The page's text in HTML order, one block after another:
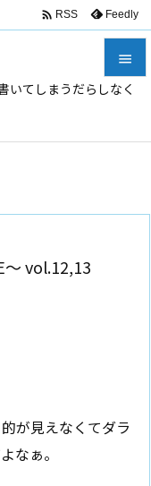
いてしまうだらしなく



 RSS Feedly
～ vol.12,13
が見えなくてダラ
なぁ。